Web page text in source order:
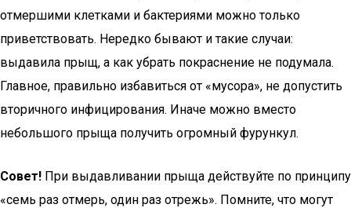
отмершими клетками и бактериями можно только
приветствовать. Нередко бывают и такие случаи:
выдавила прыщ, а как убрать покраснение не подумала.
Главное, правильно избавиться от «мусора», не допустить
вторичного инфицирования. Иначе можно вместо
небольшого прыща получить огромный фурункул.
Совет! При выдавливании прыща действуйте по принципу
«семь раз отмерь, один раз отрежь». Помните, что могут